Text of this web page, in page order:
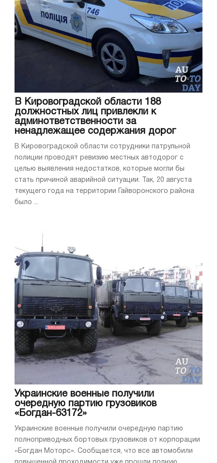
В Кировоградской области 188
должностных лиц привлекли к
админответственности за
ненадлежащее содержания дорог
В Кировоградской области сотрудники патрульной
полиции проводят ревизию местных автодорог с
целью выявления недостатков, которые могли бы
стать причиной аварийной ситуации. Так, 20 августа
текущего года на территории Гайворонского района
было ...
Украинские военные получили
очередную партию грузовиков
«Богдан-63172»
Украинские военные получили очередную партию
полноприводных бортовых грузовиков от корпорации
«Богдан Моторс». Сообщается, что все автомобили